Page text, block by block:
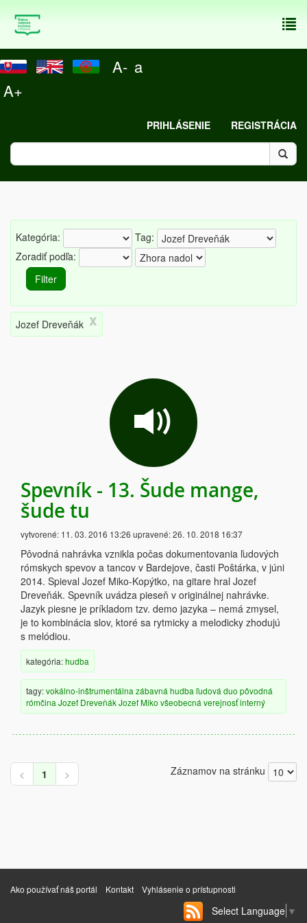
A- a
A+
PRIHLÁSENIE REGISTRÁCIA
Kategória:
Tag:
Zoradiť podľa:
Jozef Dreveňák x
Spevník - 13. Šude mange,
šude tu
vytvorené: 11. 03. 2016 13:26 upravené:26. 10. 2018 16:37
Pôvodná nahrávka vznikla počas dokumentovania ľudových
rómskych spevov a tancov v Bardejove, časti Poštárka, v júni
2014. Spieval Jozef Miko-Kopýtko, na gitare hral Jozef
Dreveňák. Spevník uvádza pieseň v originálnej nahrávke.
Jazyk piesne je príkladom tzv. demo jazyka – nemá zmysel,
je to kombinácia slov, ktoré sa rytmicky a melodicky zhodujú
s melódiou.
kategória:hudba
tagy:vokálno-inštrumentálna zábavná hudba ľudová duo pôvodná
rómčina Jozef DreveňákJozef Miko všeobecná verejnosťinterný
< 1 > Záznamov na stránku
Ako používať náš portál Kontakt Vyhlásenie o prístupnosti
Select Language ▼